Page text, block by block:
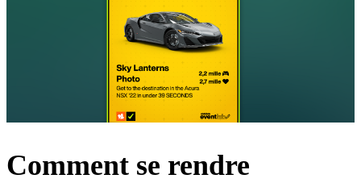
Comment se rendre